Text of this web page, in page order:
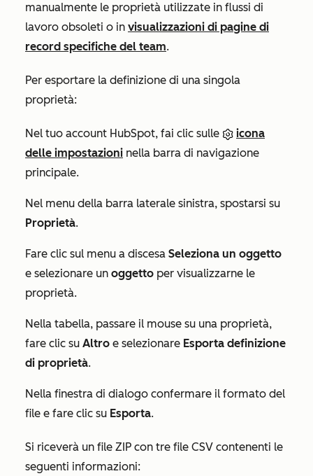
manualmente le proprietà utilizzate in flussi di
lavoro obsoleti o in visualizzazioni di pagine di
record specifiche del team.
Per esportare la definizione di una singola
proprietà:
Nel tuo account HubSpot, fai clic sulle
icona
delle impostazioni nella barra di navigazione
principale.
Nel menu della barra laterale sinistra, spostarsi su
Proprietà.
Fare clic sul menu a discesa Seleziona un oggetto
e selezionare un oggetto per visualizzarne le
proprietà.
Nella tabella, passare il mouse su una proprietà,
fare clic su Altro e selezionare Esporta definizione
di proprietà.
Nella finestra di dialogo confermare il formato del
file e fare clic su Esporta.
Si riceverà un file ZIP con tre file CSV contenenti le
seguenti informazioni: